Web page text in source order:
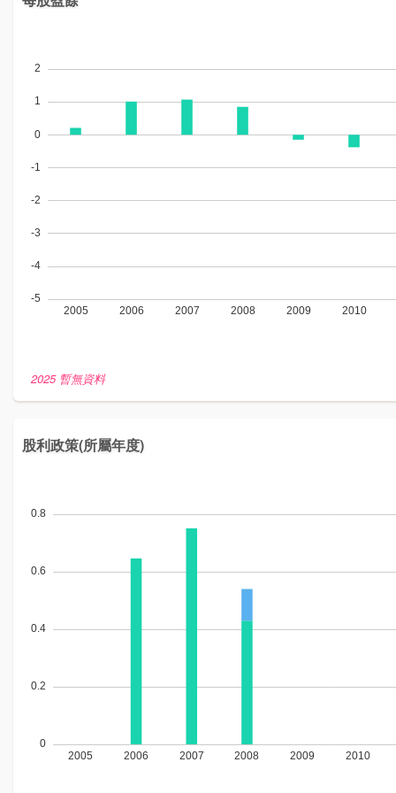
2025 暫無資料
股利政策(所屬年度)